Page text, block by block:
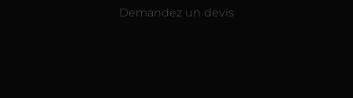
Demandez un devis